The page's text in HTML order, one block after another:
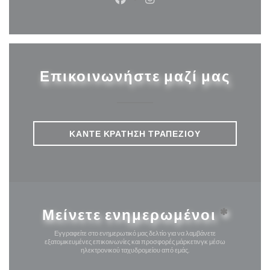
Facebook ((ανοίγει σε νέο
Instagram ((ανοίγει σε
Επικοινωνήστε μαζί μας
ΚΆΝΤΕ ΚΡΆΤΗΣΗ ΤΡΑΠΕΖΙΟΎ
Μείνετε ενημερωμένοι *
Εγγραφείτε στο ενημερωτικό μας δελτίο για να λαμβάνετε
εξατομικευμένες επικοινωνίες και προσφορές μάρκετινγκ μέσω
ηλεκτρονικού ταχυδρομείου από εμάς.